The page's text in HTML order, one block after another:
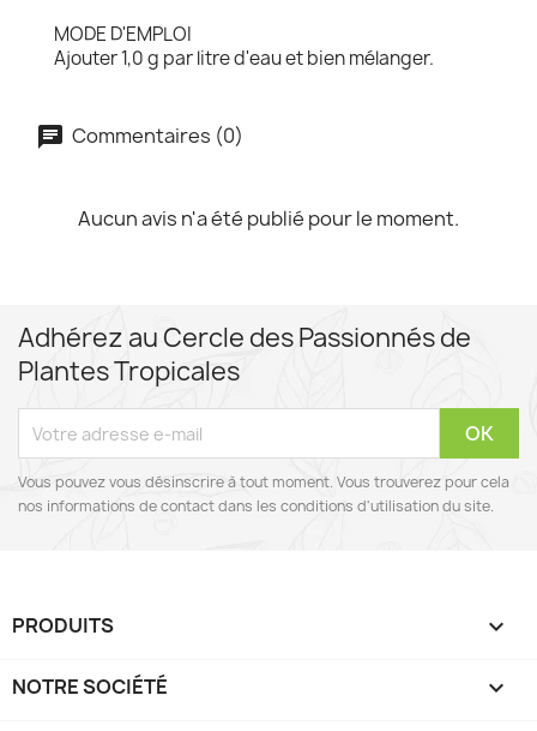
MODE D'EMPLOI
Ajouter 1,0 g par litre d'eau et bien mélanger.
Commentaires (0)
Aucun avis n'a été publié pour le moment.
Adhérez au Cercle des Passionnés de
Plantes Tropicales
Vous pouvez vous désinscrire à tout moment. Vous trouverez pour cela
nos informations de contact dans les conditions d'utilisation du site.
PRODUITS 
NOTRE SOCIÉTÉ 